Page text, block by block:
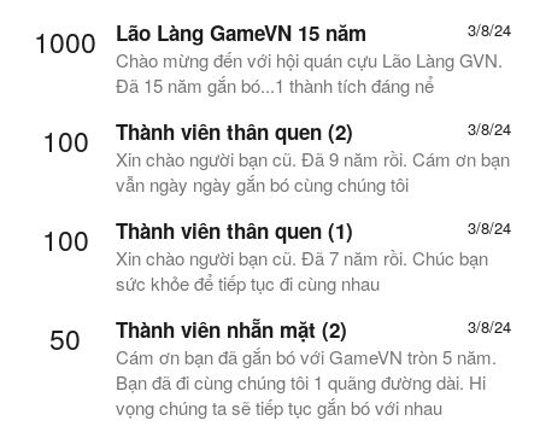
1000 3/8/24
Lão Làng GameVN 15 năm
Chào mừng đến với hội quán cựu Lão Làng GVN.
Đã 15 năm gắn bó...1 thành tích đáng nể
100 3/8/24
Thành viên thân quen (2)
Xin chào người bạn cũ. Đã 9 năm rồi. Cám ơn bạn
vẫn ngày ngày gắn bó cùng chúng tôi
100 3/8/24
Thành viên thân quen (1)
Xin chào người bạn cũ. Đã 7 năm rồi. Chúc bạn
sức khỏe để tiếp tục đi cùng nhau
50 3/8/24
Thành viên nhẵn mặt (2)
Cám ơn bạn đã gắn bó với GameVN tròn 5 năm.
Bạn đã đi cùng chúng tôi 1 quãng đường dài. Hi
vọng chúng ta sẽ tiếp tục gắn bó với nhau